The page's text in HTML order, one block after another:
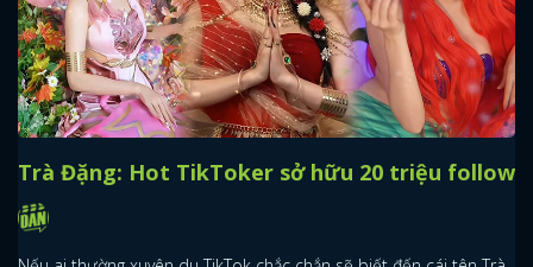
Trà Đặng: Hot TikToker sở hữu 20 triệu follow